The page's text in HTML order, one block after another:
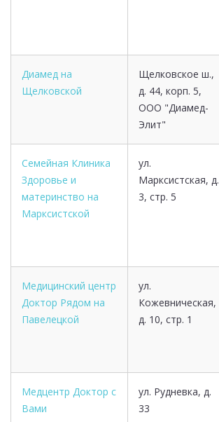
Диамед на
Щелковской
Щелковское ш.,
д. 44, корп. 5,
ООО "Диамед-
Элит"
Семейная Клиника
Здоровье и
материнство на
Марксистской
ул.
Марксистская, д.
3, стр. 5
Медицинский центр
Доктор Рядом на
Павелецкой
ул.
Кожевническая,
д. 10, стр. 1
Медцентр Доктор с
Вами
ул. Рудневка, д.
33